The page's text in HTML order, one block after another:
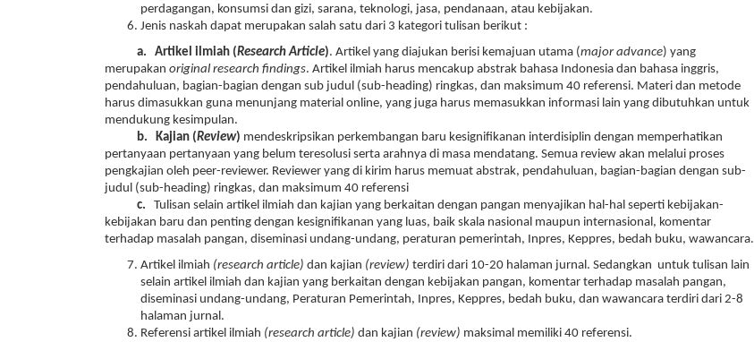
perdagangan, konsumsi dan gizi, sarana, teknologi, jasa, pendanaan, atau kebijakan.
Jenis naskah dapat merupakan salah satu dari 3 kategori tulisan berikut :
a. Artikel ilmiah (Research Article). Artikel yang diajukan berisi kemajuan utama (major advance) yang
merupakan original research findings. Artikel ilmiah harus mencakup abstrak bahasa Indonesia dan bahasa inggris,
pendahuluan, bagian-bagian dengan sub judul (sub-heading) ringkas, dan maksimum 40 referensi. Materi dan metode
harus dimasukkan guna menunjang material online, yang juga harus memasukkan informasi lain yang dibutuhkan untuk
mendukung kesimpulan.
b.
Kajian (Review) mendeskripsikan perkembangan baru kesignifikanan interdisiplin dengan memperhatikan
pertanyaan pertanyaan yang belum teresolusi serta arahnya di masa mendatang. Semua review akan melalui proses
pengkajian oleh peer-reviewer. Reviewer yang di kirim harus memuat abstrak, pendahuluan, bagian-bagian dengan sub-
judul (sub-heading) ringkas, dan maksimum 40 referensi
c. Tulisan selain artikel ilmiah dan kajian yang berkaitan dengan pangan menyajikan hal-hal seperti kebijakan-
kebijakan baru dan penting dengan kesignifikanan yang luas, baik skala nasional maupun internasional, komentar
terhadap masalah pangan, diseminasi undang-undang, peraturan pemerintah, Inpres, Keppres, bedah buku, wawancara.
Artikel ilmiah (research article) dan kajian (review) terdiri dari 10-20 halaman jurnal. Sedangkan untuk tulisan lain
selain artikel ilmiah dan kajian yang berkaitan dengan kebijakan pangan, komentar terhadap masalah pangan,
diseminasi undang-undang, Peraturan Pemerintah, Inpres, Keppres, bedah buku, dan wawancara terdiri dari 2-8
halaman jurnal.
Referensi artikel ilmiah (research article) dan kajian (review) maksimal memiliki 40 referensi.